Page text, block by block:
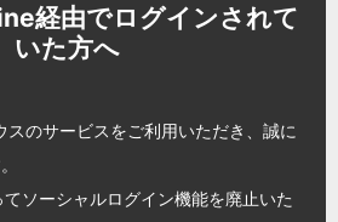
経由でログインされて
いた方へ
スのサービスをご利用いただき、誠に
ソーシャルログイン機能を廃止いた